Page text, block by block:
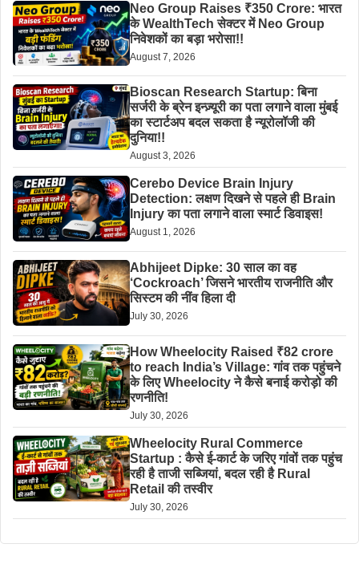
Neo Group Raises ₹350 Crore: भारत
के WealthTech सेक्टर में Neo Group
निवेशकों का बड़ा भरोसा!!
August 7, 2026
Bioscan Research Startup: बिना
सर्जरी के ब्रेन इन्ज़्यूरी का पता लगाने वाला मुंबई
का स्टार्टअप बदल सकता है न्यूरोलॉजी की
दुनिया!!
August 3, 2026
Cerebo Device Brain Injury
Detection: लक्षण दिखने से पहले ही Brain
Injury का पता लगाने वाला स्मार्ट डिवाइस!
August 1, 2026
Abhijeet Dipke: 30 साल का वह
‘Cockroach’ जिसने भारतीय राजनीति और
सिस्टम की नींव हिला दी
July 30, 2026
How Wheelocity Raised ₹82 crore
to reach India’s Village: गांव तक पहुंचने
के लिए Wheelocity ने कैसे बनाई करोड़ो की
रणनीति!
July 30, 2026
Wheelocity Rural Commerce
Startup : कैसे ई-कार्ट के जरिए गांवों तक पहुंच
रही है ताजी सब्जियां, बदल रही है Rural
Retail की तस्वीर
July 30, 2026